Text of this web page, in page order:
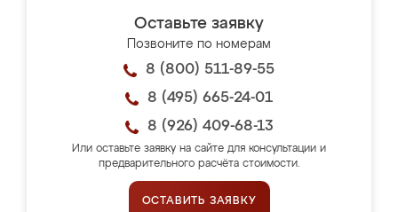
Оставьте заявку
Позвоните по номерам
8 (800) 511-89-55
8 (495) 665-24-01
8 (926) 409-68-13
Или оставьте заявку на сайте для консультации и
предварительного расчёта стоимости.
ОСТАВИТЬ ЗАЯВКУ